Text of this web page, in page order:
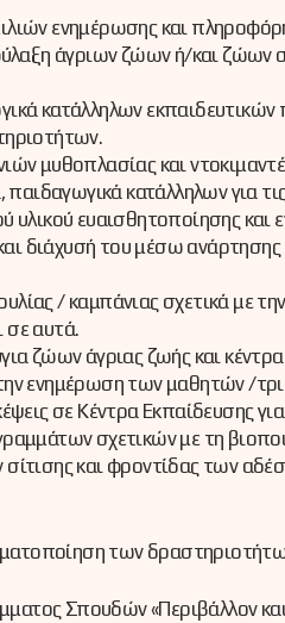
ενημέρωσης και
άγριων ζώων ή/και ζώων
κατάλληλων
μυθοπλασίας και
κατάλληλων για
υλικού ευαισθητοποίησης και
διάχυσή του μέσω
/ καμπάνιας σχετικά με
αυτά.
ζώων άγριας ζωής και
ενημέρωση των μαθητών /
σε Κέντρα Εκπαίδευσης
σχετικών με τη
και φροντίδας των
των
Σπουδών «Περιβάλλον